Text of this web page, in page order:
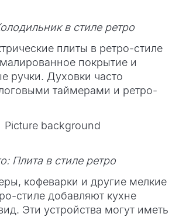
в стиле ретро
плиты в ретро-стиле
покрытие и
ручки. Духовки часто
таймерами и ретро-
Плита в стиле ретро
кофеварки и другие мелкие
стиле добавляют кухне
Эти устройства могут иметь